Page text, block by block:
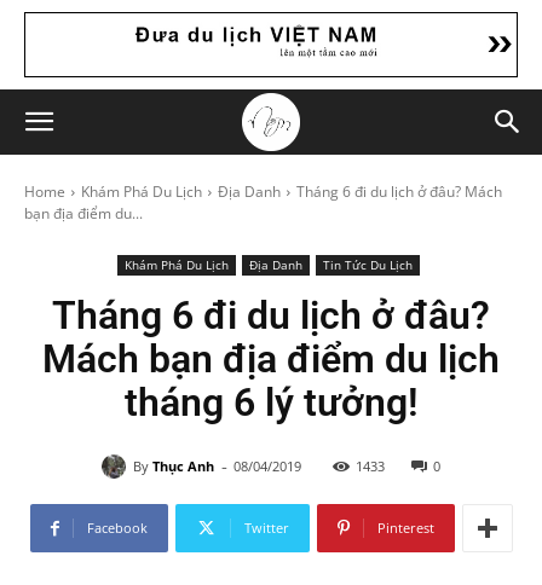
Home Khám Phá Du Lịch Địa Danh
Tháng 6 đi du lịch ở đâu? Mách
bạn địa điểm du...
Khám Phá Du Lịch Địa Danh Tin Tức Du Lịch
Tháng 6 đi du lịch ở đâu?
Mách bạn địa điểm du lịch
tháng 6 lý tưởng!
By Thục Anh - 08/04/2019 1433 0
Facebook Twitter Pinterest